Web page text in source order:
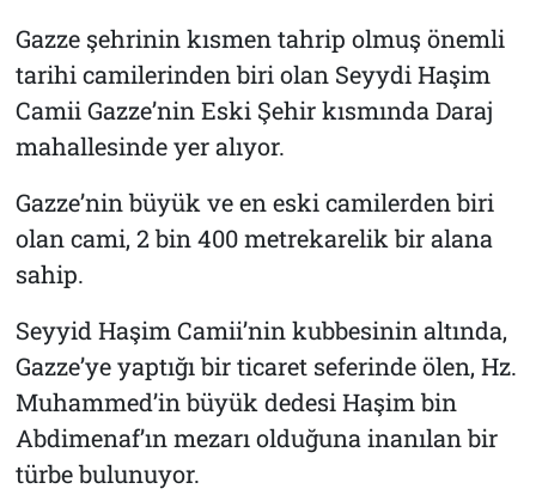
Gazze şehrinin kısmen tahrip olmuş önemli
tarihi camilerinden biri olan Seyydi Haşim
Camii Gazze’nin Eski Şehir kısmında Daraj
mahallesinde yer alıyor.
Gazze’nin büyük ve en eski camilerden biri
olan cami, 2 bin 400 metrekarelik bir alana
sahip.
Seyyid Haşim Camii’nin kubbesinin altında,
Gazze’ye yaptığı bir ticaret seferinde ölen, Hz.
Muhammed’in büyük dedesi Haşim bin
Abdimenaf’ın mezarı olduğuna inanılan bir
türbe bulunuyor.